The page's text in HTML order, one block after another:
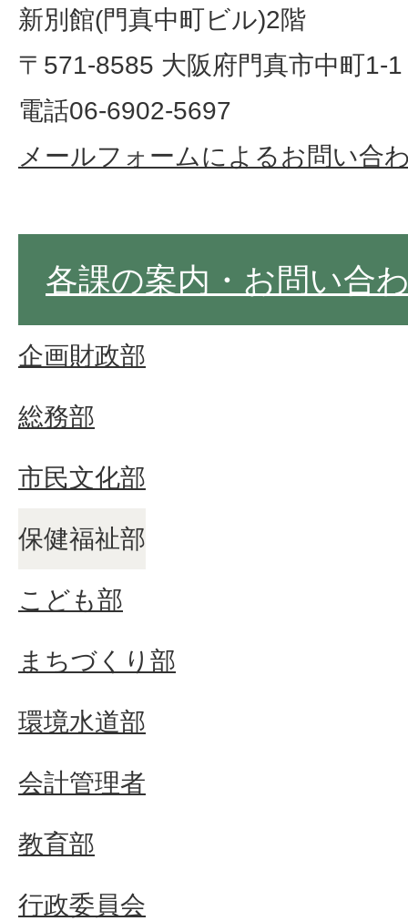
新別館(門真中町ビル)2階
〒571-8585 大阪府門真市中町1-1
電話06-6902-5697
メールフォームによるお問い合
各課の案内・お問い合
企画財政部
総務部
市民文化部
保健福祉部
こども部
まちづくり部
環境水道部
会計管理者
教育部
行政委員会